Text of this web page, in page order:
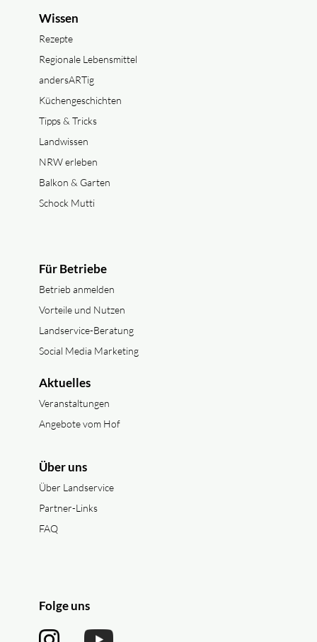
Wissen
Rezepte
Regionale Lebensmittel
andersARTig
Küchengeschichten
Tipps & Tricks
Landwissen
NRW erleben
Balkon & Garten
Schock Mutti
Für Betriebe
Betrieb anmelden
Vorteile und Nutzen
Landservice-Beratung
Social Media Marketing
Aktuelles
Veranstaltungen
Angebote vom Hof
Über uns
Über Landservice
Partner-Links
FAQ
Folge uns